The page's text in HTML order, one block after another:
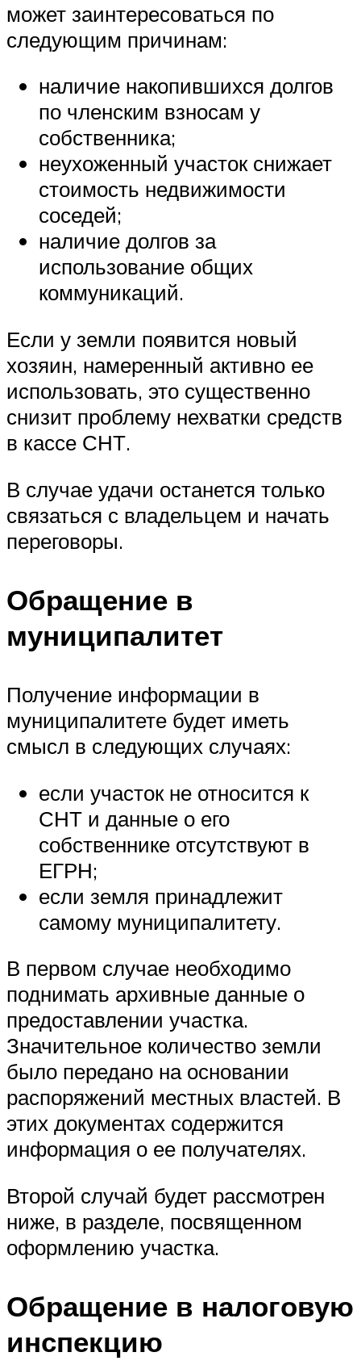
может заинтересоваться по
следующим причинам:
наличие накопившихся долгов
по членским взносам у
собственника;
неухоженный участок снижает
стоимость недвижимости
соседей;
наличие долгов за
использование общих
коммуникаций.
Если у земли появится новый
хозяин, намеренный активно ее
использовать, это существенно
снизит проблему нехватки средств
в кассе СНТ.
В случае удачи останется только
связаться с владельцем и начать
переговоры.
Обращение в
муниципалитет
Получение информации в
муниципалитете будет иметь
смысл в следующих случаях:
если участок не относится к
СНТ и данные о его
собственнике отсутствуют в
ЕГРН;
если земля принадлежит
самому муниципалитету.
В первом случае необходимо
поднимать архивные данные о
предоставлении участка.
Значительное количество земли
было передано на основании
распоряжений местных властей. В
этих документах содержится
информация о ее получателях.
Второй случай будет рассмотрен
ниже, в разделе, посвященном
оформлению участка.
Обращение в налоговую
инспекцию